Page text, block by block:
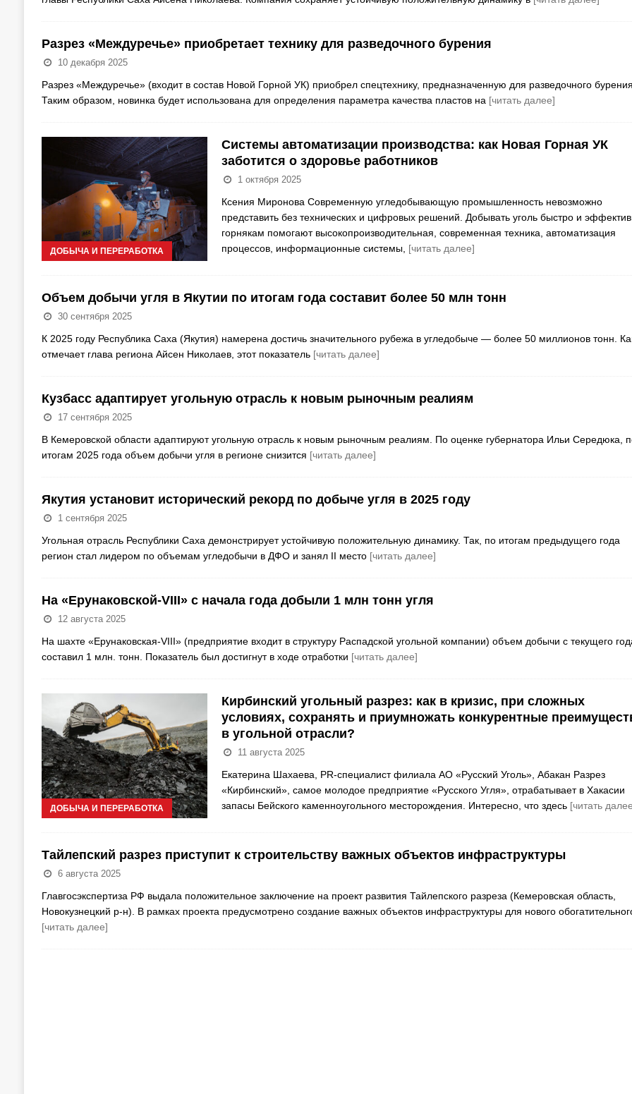
Разрез «Междуречье» приобретает технику для разведочного бурения
10 декабря 2025
Разрез «Междуречье» (входит в состав Новой Горной УК) приобрел спецтехнику, предназначенную для разведочного
Таким образом, новинка будет использована для определения параметра качества пластов на [читать далее]
ДОБЫЧА И ПЕРЕРАБОТКА
Системы автоматизации производства: как Новая Горная УК
заботится о здоровье работников
1 октября 2025
Ксения Миронова Современную угледобывающую промышленность невозможно
представить без технических и цифровых решений. Добывать уголь быстро и
горнякам помогают высокопроизводительная, современная техника, автоматизация
процессов, информационные системы, [читать далее]
Объем добычи угля в Якутии по итогам года составит более 50 млн тонн
30 сентября 2025
К 2025 году Республика Саха (Якутия) намерена достичь значительного рубежа в угледобыче — более 50 миллионов тонн.
отмечает глава региона Айсен Николаев, этот показатель [читать далее]
Кузбасс адаптирует угольную отрасль к новым рыночным реалиям
17 сентября 2025
В Кемеровской области адаптируют угольную отрасль к новым рыночным реалиям. По оценке губернатора Ильи Середюка,
итогам 2025 года объем добычи угля в регионе снизится [читать далее]
Якутия установит исторический рекорд по добыче угля в 2025 году
1 сентября 2025
Угольная отрасль Республики Саха демонстрирует устойчивую положительную динамику. Так, по итогам предыдущего года
регион стал лидером по объемам угледобычи в ДФО и занял II место [читать далее]
На «Ерунаковской-VIII» с начала года добыли 1 млн тонн угля
12 августа 2025
На шахте «Ерунаковская-VIII» (предприятие входит в структуру Распадской угольной компании) объем добычи с текущего
составил 1 млн. тонн. Показатель был достигнут в ходе отработки [читать далее]
ДОБЫЧА И ПЕРЕРАБОТКА
Кирбинский угольный разрез: как в кризис, при сложных
условиях, сохранять и приумножать конкурентные
в угольной отрасли?
11 августа 2025
Екатерина Шахаева, PR-специалист филиала АО «Русский Уголь», Абакан Разрез
«Кирбинский», самое молодое предприятие «Русского Угля», отрабатывает в Хакасии
запасы Бейского каменноугольного месторождения. Интересно, что здесь [читать
Тайлепский разрез приступит к строительству важных объектов инфраструктуры
6 августа 2025
Главгосэкспертиза РФ выдала положительное заключение на проект развития Тайлепского разреза (Кемеровская область,
Новокузнецкий р-н). В рамках проекта предусмотрено создание важных объектов инфраструктуры для нового
[читать далее]